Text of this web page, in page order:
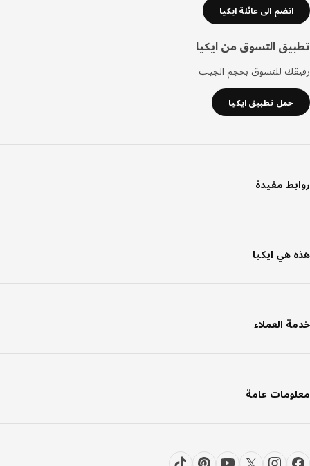
انضم الى عائلة ايكيا
التسوق من ايكيا
للتسوق بحجم الجيب
حمل تطبيق ايكيا
مفيدة
هي ايكيا
العملاء
عامة